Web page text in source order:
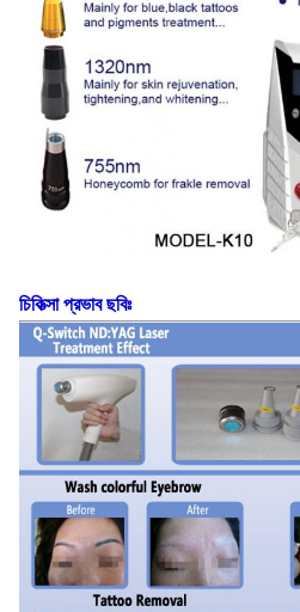
চিকিত্সা প্রভাব ছবিঃ